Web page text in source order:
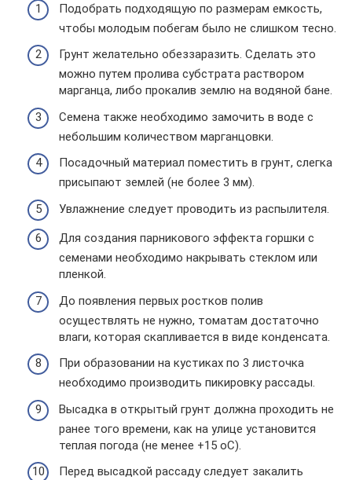
Подобрать подходящую по размерам емкость,
чтобы молодым побегам было не слишком тесно.
Грунт желательно обеззаразить. Сделать это
можно путем пролива субстрата раствором
марганца, либо прокалив землю на водяной бане.
Семена также необходимо замочить в воде с
небольшим количеством марганцовки.
Посадочный материал поместить в грунт, слегка
присыпают землей (не более 3 мм).
Увлажнение следует проводить из распылителя.
Для создания парникового эффекта горшки с
семенами необходимо накрывать стеклом или
пленкой.
До появления первых ростков полив
осуществлять не нужно, томатам достаточно
влаги, которая скапливается в виде конденсата.
При образовании на кустиках по 3 листочка
необходимо производить пикировку рассады.
Высадка в открытый грунт должна проходить не
ранее того времени, как на улице установится
теплая погода (не менее +15 oC).
Перед высадкой рассаду следует закалить